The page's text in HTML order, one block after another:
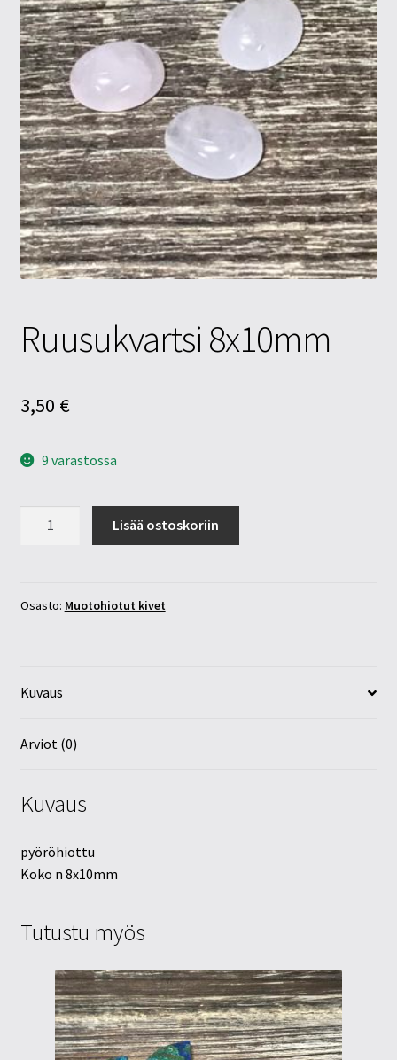
Tietosuojaseloste
Tuotteet
Yritysinfo
Ruusukvartsi 8x10mm
3,50 €
9 varastossa
Lisää ostoskoriin
Osasto: Muotohiotut kivet
Kuvaus
Arviot (0)
Kuvaus
pyöröhiottu
Koko n 8x10mm
Tutustu myös